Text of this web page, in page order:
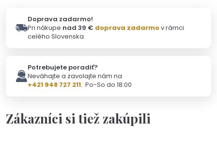
Doprava zadarmo!
Pri nákupe nad 39 € doprava zadarmov rámci
celého Slovenska.
Potrebujete poradiť?
Neváhajte a zavolajte nám na
+421 948 727 211. Po-So do 18:00
Zákazníci si tiež zakúpili